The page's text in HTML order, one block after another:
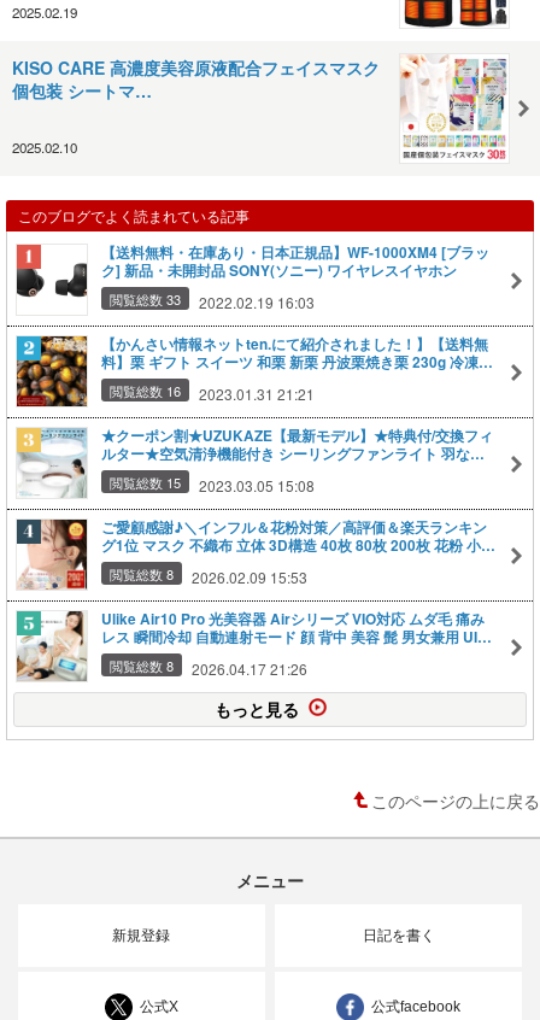
2025.02.19
KISO CARE 高濃度美容原液配合フェイスマスク
個包装 シートマ…
2025.02.10
このブログでよく読まれている記事
【送料無料・在庫あり・日本正規品】WF-1000XM4 [ブラッ
ク] 新品・未開封品 SONY(ソニー) ワイヤレスイヤホン
閲覧総数 33 2022.02.19 16:03
【かんさい情報ネットten.にて紹介されました！】【送料無
料】栗 ギフト スイーツ 和栗 新栗 丹波栗焼き栗 230g 冷凍焼
栗 和菓子 お菓子 食べ物 くり 甘栗 国産 内祝い お返し プレゼ
ント プチギフト お取り寄せ ご当地 高級 グルメ 勝栗 搗栗
閲覧総数 16 2023.01.31 21:21
★クーポン割★UZUKAZE【最新モデル】★特典付/交換フィ
ルター★空気清浄機能付き シーリングファンライト 羽なし
LED ウズカゼ uzukaze 天井照明 調光調色 シーリングライト
Amazon Echo Googlehome対応 音声操作 照明 ファンライ
ト シーリングファン LEDライト 8～12畳対応
閲覧総数 15 2023.03.05 15:08
ご愛顧感謝♪＼インフル＆花粉対策／高評価＆楽天ランキン
グ1位 マスク 不織布 立体 3D構造 40枚 80枚 200枚 花粉 小さ
め 大きめ 接触冷感マスク 不織布マスク くちばしマスク 韓国
マスク おしゃれ 耳紐 バイカラーマスク 4層 3層 高性能フィ
ルター 血色マスク 大人用 子供用
閲覧総数 8 2026.02.09 15:53
Ulike Air10 Pro 光美容器 Airシリーズ VIO対応 ムダ毛 痛み
レス 瞬間冷却 自動連射モード 顔 背中 美容 髭 男女兼用 UI20
GP 夏 お手入れ 水着
閲覧総数 8 2026.04.17 21:26
もっと見る
このページの上に戻る
メニュー
新規登録 日記を書く
公式X 公式facebook